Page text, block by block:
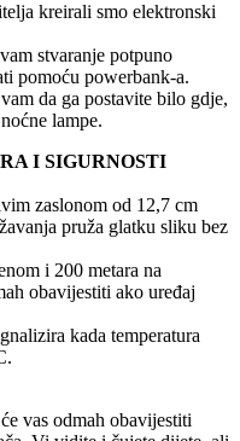
kreirali smo elektronski
stvaranje potpuno
pomoću powerbank-a.
da ga postavite bilo gdje,
lampe.
I SIGURNOSTI
zaslonom od 12,7 cm
pruža glatku sliku bez
i 200 metara na
obavijestiti ako uređaj
kada temperatura
vas odmah obavijestiti